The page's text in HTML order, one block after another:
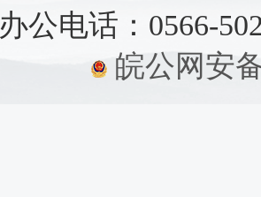
办公电话：0566-
皖公网安